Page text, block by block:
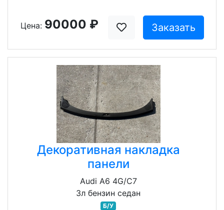
Цена: 90000 ₽ Заказать
Декоративная накладка
панели
Audi A6 4G/C7
3л бензин седан
Б/У